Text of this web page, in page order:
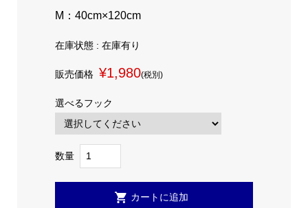
M：40cm×120cm
在庫状態 : 在庫有り
販売価格 ¥1,980(税別)
選べるフック
数量